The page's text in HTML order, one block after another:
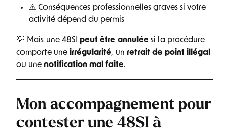
⚠️ Conséquences professionnelles graves si votre
activité dépend du permis
💡 Mais une 48SI peut être annulée si la procédure
comporte une irrégularité, un retrait de point illégal
ou une notification mal faite.
Mon accompagnement pour
contester une 48SI à